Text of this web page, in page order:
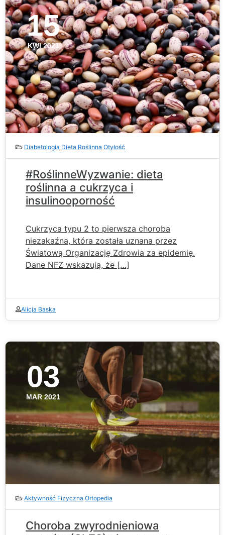
15
KWI 2021
Diabetologia Dieta Roślinna Otyłość
#RoślinneWyzwanie: dieta
roślinna a cukrzyca i
insulinooporność
Cukrzyca typu 2 to pierwsza choroba
niezakaźna, która została uznana przez
Światową Organizację Zdrowia za epidemię.
Dane NFZ wskazują, że […]
Alicja Baska
03
MAR 2021
Aktywność Fizyczna Ortopedia
Choroba zwyrodnieniowa